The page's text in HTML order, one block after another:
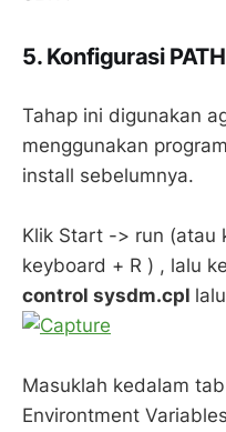
5. Konfigurasi PATH
Tahap ini digunakan
menggunakan
install sebelumnya.
Klik Start -> run (atau
keyboard + R ) , lalu
control sysdm.cpl
Masuklah kedalam
Environtment